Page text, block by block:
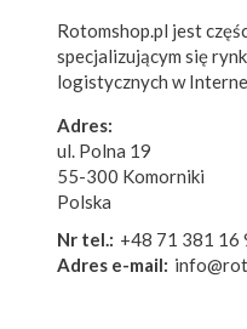
Rotomshop.pl jest
specjalizującym się
logistycznych w
Adres:
ul. Polna 19
55-300 Komorniki
Polska
Nr tel.: +48 71 381 16
Adres e-mail: